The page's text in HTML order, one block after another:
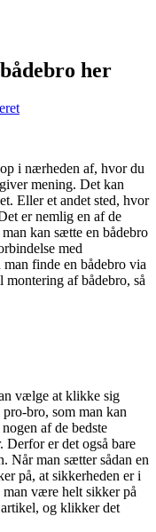
her
op i nærheden af, hvor du
mening. Det kan
Eller et andet sted, hvor
er nemlig en af de
kan sætte en bådebro
med
finde en bådebro via
af bådebro, så
vælge at klikke sig
bro, som man kan
af de bedste
Derfor er det også bare
Når man sætter sådan en
på, at sikkerheden er i
være helt sikker på
og klikker det